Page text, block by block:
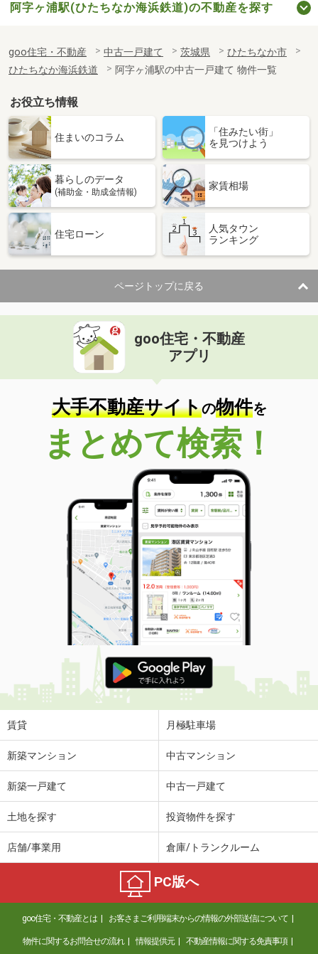
阿字ヶ浦駅(ひたちなか海浜鉄道)の不動産を探す
goo住宅・不動産 中古一戸建て 茨城県
ひたちなか市
ひたちなか海浜鉄道
阿字ヶ浦駅の中古一戸建て 物件一覧
お役立ち情報
住まいのコラム
「住みたい街」
を見つけよう
暮らしのデータ
(補助金・助成金情報)
家賃相場
住宅ローン
人気タウン
ランキング
ページトップに戻る
goo住宅・不動産
アプリ
大手不動産サイトの物件を
まとめて検索！
賃貸 月極駐車場
新築マンション 中古マンション
新築一戸建て 中古一戸建て
土地を探す 投資物件を探す
店舗/事業用 倉庫/トランクルーム
PC版へ
goo住宅・不動産とは お客さまご利用端末からの情報の外部送信について
物件に関するお問合せの流れ 情報提供元 不動産情報に関する免責事項